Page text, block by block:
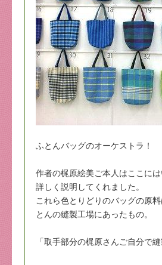
ふとんバッグのオーケストラ！
作者の梶原絵美ご本人はここに
詳しく説明してくれました。
これら色とりどりのバッグの原
とんの縫製工場にあったもの。
「取手部分の梶原さんご自分で